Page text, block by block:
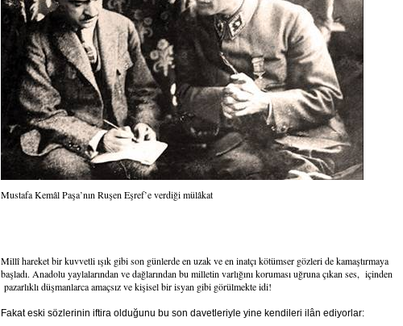
Mustafa Kemâl Paşa’nın Ruşen Eşref’e verdiği mülâkat
Millî hareket bir kuvvetli ışık gibi son günlerde en uzak ve en inatçı kötümser gözleri de kamaştırmaya
başladı. Anadolu yaylalarından ve dağlarından bu milletin varlığını koruması uğruna çıkan ses, içinden
pazarlıklı düşmanlarca amaçsız ve kişisel bir isyan gibi görülmekte idi!
Fakat eski sözlerinin iftira olduğunu bu son davetleriyle yine kendileri ilân ediyorlar: